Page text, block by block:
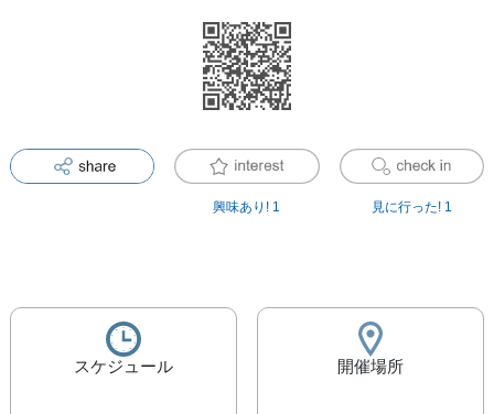
興味あり! 1 見に行った! 1
スケジュール 開催場所